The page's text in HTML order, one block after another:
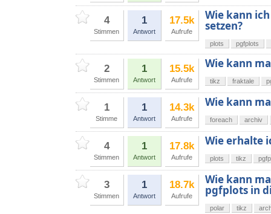
4
Stimmen
1
Antwort
17.5k
Aufrufe
Wie kann
setzen?
plots pgfplots
2
Stimmen
1
Antwort
15.5k
Aufrufe
Wie kann
tikz fraktale
1
Stimme
1
Antwort
14.3k
Aufrufe
Wie kann
foreach archiv
4
Stimmen
1
Antwort
17.8k
Aufrufe
Wie erhalte
plots tikz
3
Stimmen
1
Antwort
18.7k
Aufrufe
Wie kann
pgfplots in
polar tikz